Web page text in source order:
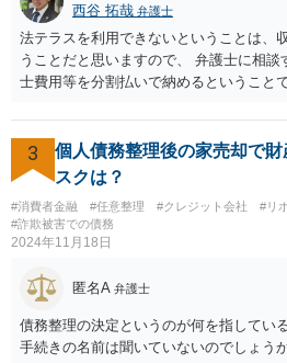
西谷 拓哉 弁護士
法テラスを利用できないということは、
うことだと思いますので、 弁護士に相
士費用等を分割払いで納めるということ
は、負債が拡大するだけになるのでお勧
者様のご判断になると思いますので、私
で終わりとさせていただきます。
3
個人債務整理後の家売却で
スクは？
#消費者金融 #任意整理 #クレジット会社 #リ
#詐欺被害での債務
2024年11月18日
匿名A 弁護士
債務整理の決定というのが何を指してい
手続きの名前は聞いていないのでしょう